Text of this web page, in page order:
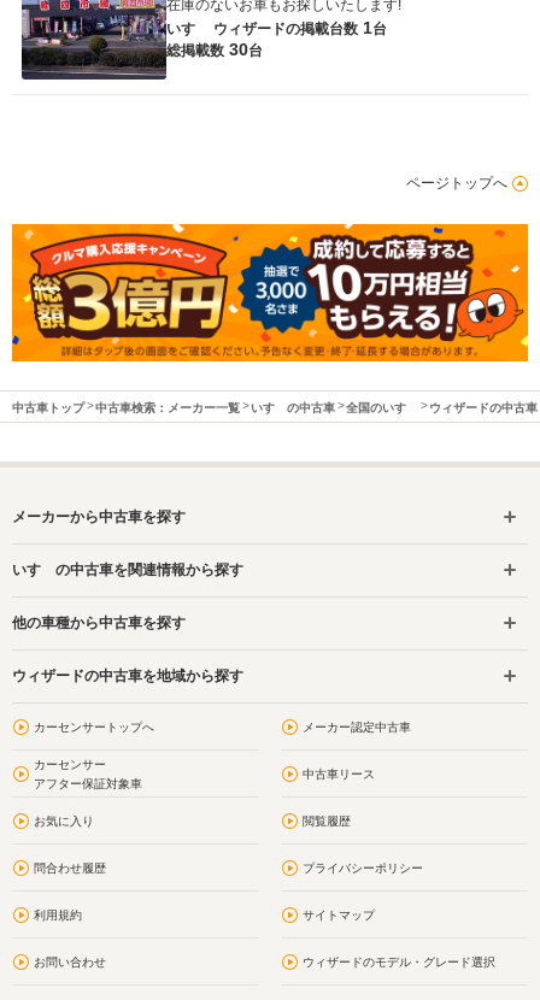
在庫のないお車もお探しいたします!
いすゞ ウィザードの掲載台数 1台
総掲載数 30台
ページトップへ
中古車トップ 中古車検索：メーカー一覧 いすゞの中古車 全国のいすゞ ウィザードの中古車
メーカーから中古車を探す
いすゞの中古車を関連情報から探す
他の車種から中古車を探す
ウィザードの中古車を地域から探す
カーセンサートップへ メーカー認定中古車
カーセンサー
アフター保証対象車
中古車リース
お気に入り 閲覧履歴
問合わせ履歴 プライバシーポリシー
利用規約 サイトマップ
お問い合わせ ウィザードのモデル・グレード選択